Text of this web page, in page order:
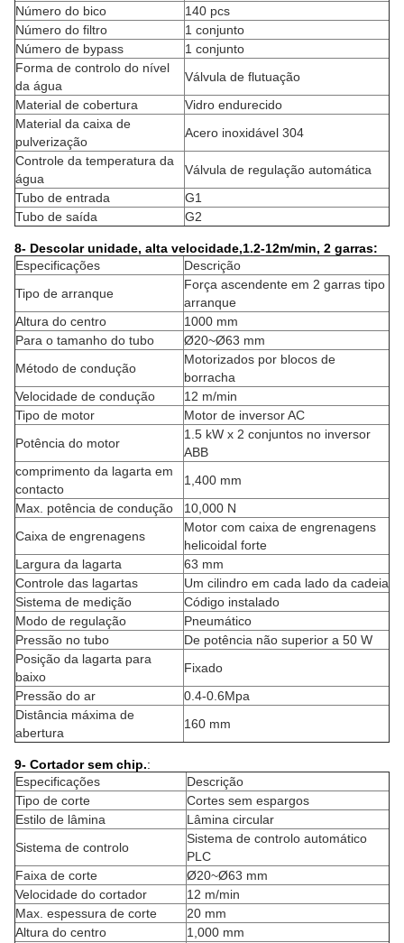
Número do bico
140 pcs
Número do filtro
1 conjunto
Número de bypass
1 conjunto
Forma de controlo do nível
da água
Válvula de flutuação
Material de cobertura
Vidro endurecido
Material da caixa de
pulverização
Acero inoxidável 304
Controle da temperatura da
água
Válvula de regulação automática
Tubo de entrada
G1
Tubo de saída
G2
8- Descolar unidade, alta velocidade,1.2-12m/min, 2 garras:
Especificações
Descrição
Tipo de arranque
Força ascendente em 2 garras tipo
arranque
Altura do centro
1000 mm
Para o tamanho do tubo
Ø20~Ø63 mm
Método de condução
Motorizados por blocos de
borracha
Velocidade de condução
12 m/min
Tipo de motor
Motor de inversor AC
Potência do motor
1.5 kW x 2 conjuntos no inversor
ABB
comprimento da lagarta em
contacto
1,400 mm
Max. potência de condução
10,000 N
Caixa de engrenagens
Motor com caixa de engrenagens
helicoidal forte
Largura da lagarta
63 mm
Controle das lagartas
Um cilindro em cada lado da cadeia
Sistema de medição
Código instalado
Modo de regulação
Pneumático
Pressão no tubo
De potência não superior a 50 W
Posição da lagarta para
baixo
Fixado
Pressão do ar
0.4-0.6Mpa
Distância máxima de
abertura
160 mm
9- Cortador sem chip.:
Especificações
Descrição
Tipo de corte
Cortes sem espargos
Estilo de lâmina
Lâmina circular
Sistema de controlo
Sistema de controlo automático
PLC
Faixa de corte
Ø20~Ø63 mm
Velocidade do cortador
12 m/min
Max. espessura de corte
20 mm
Altura do centro
1,000 mm